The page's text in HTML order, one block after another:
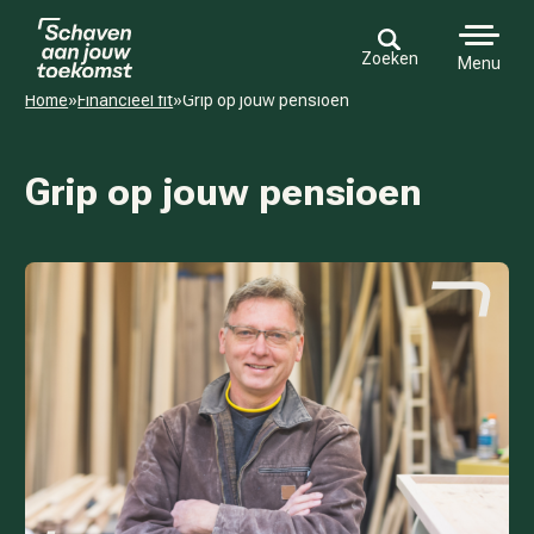
Zoeken
Menu
Home»Financieel fit»Grip op jouw pensioen
Grip op jouw pensioen